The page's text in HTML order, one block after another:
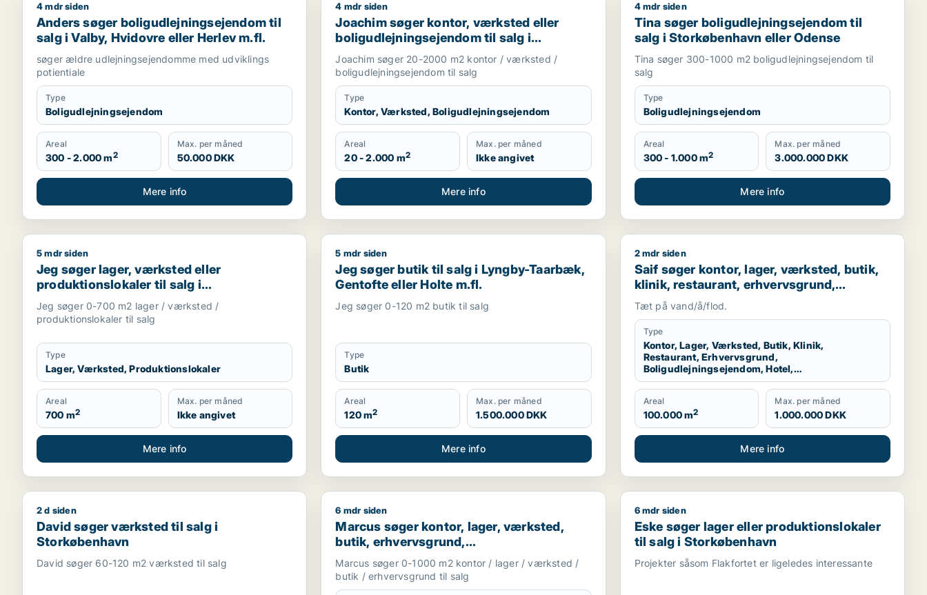
Anders søger boligudlejningsejendom til salg i Valby, Hvidovre eller Herlev m.fl.
4 mdr siden
Anders søger boligudlejningsejendom til
salg i Valby, Hvidovre eller Herlev m.fl.
søger ældre udlejningsejendomme med udviklings
potientiale
Type
Boligudlejningsejendom
Areal
300 - 2.000 m2
Max. per måned
50.000 DKK
Mere info
Joachim søger kontor, værksted eller boligudlejningsejendom til salg i Storkøbenhavn
4 mdr siden
Joachim søger kontor, værksted eller
boligudlejningsejendom til salg i
Storkøbenhavn
Joachim søger 20-2000 m2 kontor / værksted /
boligudlejningsejendom til salg
Type
Kontor, Værksted, Boligudlejningsejendom
Areal
20 - 2.000 m2
Max. per måned
Ikke angivet
Mere info
Tina søger boligudlejningsejendom til salg i
4 mdr siden
Tina søger boligudlejningsejendom til
salg i Storkøbenhavn eller Odense
Tina søger 300-1000 m2 boligudlejningsejendom til
salg
Type
Boligudlejningsejendom
Areal
300 - 1.000 m2
Max. per måned
3.000.000 DKK
Mere info
Jeg søger lager, værksted eller produktionslokaler til salg i Storkøbenhavn
5 mdr siden
Jeg søger lager, værksted eller
produktionslokaler til salg i
Storkøbenhavn
Jeg søger 0-700 m2 lager / værksted /
produktionslokaler til salg
Type
Lager, Værksted, Produktionslokaler
Areal
700 m2
Max. per måned
Ikke angivet
Mere info
Jeg søger butik til salg i Lyngby-Taarbæk, Gentofte eller Holte m.fl.
5 mdr siden
Jeg søger butik til salg i Lyngby-Taarbæk,
Gentofte eller Holte m.fl.
Jeg søger 0-120 m2 butik til salg
Type
Butik
Areal
120 m2
Max. per måned
1.500.000 DKK
Mere info
Saif søger kontor, lager, værksted, butik, klinik,
2 mdr siden
Saif søger kontor, lager, værksted, butik,
klinik, restaurant, erhvervsgrund,
boligudlejningsejendom, hotel,
produktionslokaler eller garage til salg i
Storkøbenhavn
Tæt på vand/å/flod.
Type
Kontor, Lager, Værksted, Butik, Klinik,
Restaurant, Erhvervsgrund,
Boligudlejningsejendom, Hotel,
Produktionslokaler, Garage
Areal
100.000 m2
Max. per måned
1.000.000 DKK
Mere info
David søger værksted til salg i Storkøbenhavn
2 d siden
David søger værksted til salg i
Storkøbenhavn
David søger 60-120 m2 værksted til salg
Marcus søger kontor, lager, værksted, butik, erhvervsgrund, boligudlejningsejendom, produktionslokaler eller
6 mdr siden
Marcus søger kontor, lager, værksted,
butik, erhvervsgrund,
boligudlejningsejendom,
produktionslokaler eller garage til salg i
Storkøbenhavn
Marcus søger 0-1000 m2 kontor / lager / værksted /
butik / erhvervsgrund til salg
Eske søger lager eller produktionslokaler til salg i
6 mdr siden
Eske søger lager eller produktionslokaler
til salg i Storkøbenhavn
Projekter såsom Flakfortet er ligeledes interessante